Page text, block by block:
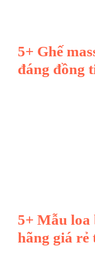
5+ Ghế
đáng đồng
5+ Mẫu loa
hãng giá rẻ